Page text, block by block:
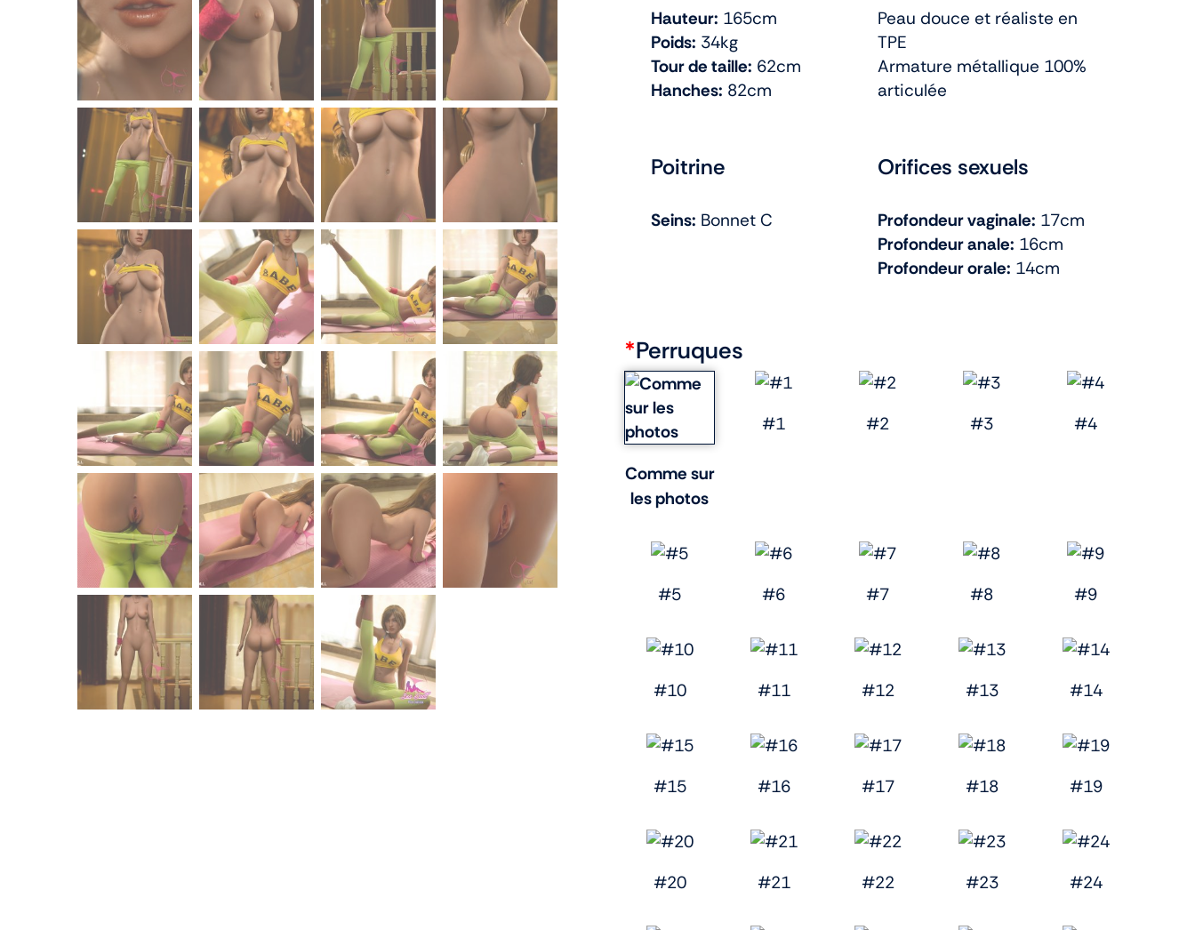
Hauteur: 165cm
Poids: 34kg
Tour de taille: 62cm
Hanches: 82cm
Poitrine
Seins: Bonnet C
Peau douce et réaliste en
TPE
Armature métallique 100%
articulée
Orifices sexuels
Profondeur vaginale: 17cm
Profondeur anale: 16cm
Profondeur orale: 14cm
*Perruques
Comme sur
les photos
#1 #2 #3 #4
#5 #6 #7 #8 #9
#10 #11 #12 #13 #14
#15 #16 #17 #18 #19
#20 #21 #22 #23 #24